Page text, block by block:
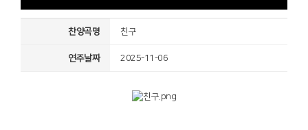
찬양곡명 친구
연주날짜 2025-11-06